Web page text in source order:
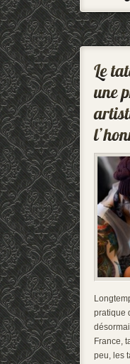
pratique
France,
peu, les